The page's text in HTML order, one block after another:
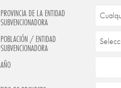
PROVINCIA DE LA ENTIDAD
SUBVENCIONADORA
POBLACIÓN / ENTIDAD
SUBVENCIONADORA
AÑO